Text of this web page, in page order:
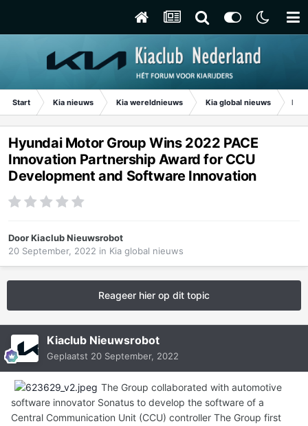
Start Kia nieuws Kia wereldnieuws Kia global nieuws
Hyundai Motor Group Wins 2022 PACE
Innovation Partnership Award for CCU
Development and Software Innovation
DoorKiaclub Nieuwsrobot
20 September, 2022 in Kia global nieuws
Reageer hier op dit topic
Kiaclub Nieuwsrobot
Geplaatst 20 September, 2022
The Group collaborated with automotive
software innovator Sonatus to develop the software of a
Central Communication Unit (CCU) controller The Group first